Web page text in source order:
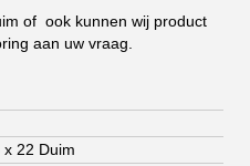
of ook kunnen wij product
aan uw vraag.
x 22 Duim